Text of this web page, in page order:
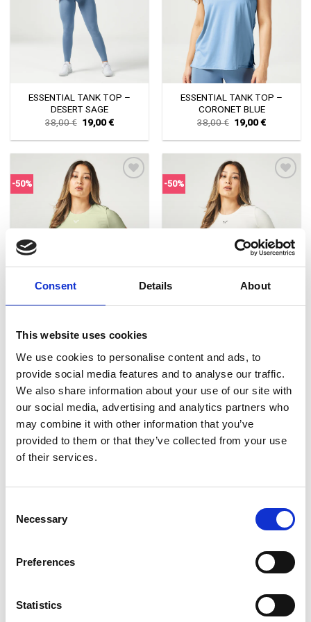
Consent Details About
This website uses cookies
We use cookies to personalise content and ads, to
provide social media features and to analyse our traffic.
We also share information about your use of our site with
our social media, advertising and analytics partners who
may combine it with other information that you’ve
provided to them or that they’ve collected from your use
of their services.
Selection
Necessary
Preferences
Statistics
ESSENTIAL TANK TOP –
DESERT SAGE
38,00€ Original
price
was:
19,00€Current
is:
ESSENTIAL TANK TOP –
CORONET BLUE
38,00€ Original
price
was:
19,00€Current
is:
-50%
Πρόσθήκη
στην λίστα
ESSENTIAL CROPPED TEE –
DESERT SAGE
Original
price
40,00 €.
€Current
price
20,00 €.
-50%
Πρόσθήκη
στην λίστα
PEARL WHITE
Original
price
40,00 €.
20,00
price
20,00 €.
-50%
38,00
-50%
PEARL WHITE
Original
19,00€
Current
price